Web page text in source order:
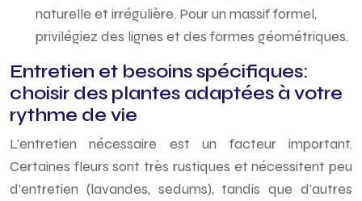
naturelle et irrégulière. Pour un massif formel,
privilégiez des lignes et des formes géométriques.
Entretien et besoins spécifiques:
choisir des plantes adaptées à votre
rythme de vie
L’entretien nécessaire est un facteur important.
Certaines fleurs sont très rustiques et nécessitent peu
d’entretien (lavandes, sedums), tandis que d’autres